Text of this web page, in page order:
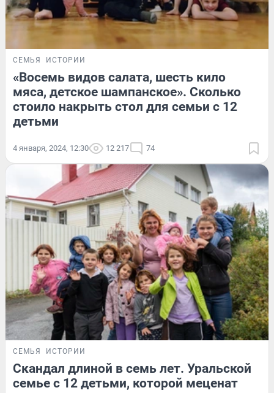
СЕМЬЯ ИСТОРИИ
«Восемь видов салата, шесть кило
мяса, детское шампанское». Сколько
стоило накрыть стол для семьи с 12
детьми
4 января, 2024, 12:30 12 217 74
СЕМЬЯ ИСТОРИИ
Скандал длиной в семь лет. Уральской
семье с 12 детьми, которой меценат